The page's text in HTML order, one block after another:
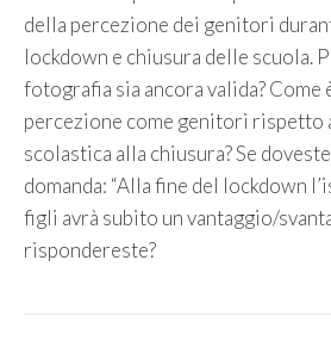
della percezione dei genitori
lockdown e chiusura delle scuola.
fotografia sia ancora valida? Come
percezione come genitori rispetto
scolastica alla chiusura? Se
domanda: “Alla fine del lockdown
figli avrà subito un vantaggio/
rispondereste?